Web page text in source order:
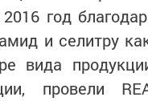
год
и селитру
вида
провели